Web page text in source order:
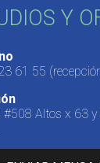
Y
61 55
#508 Altos x 63 y